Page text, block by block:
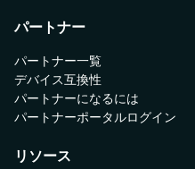
パートナー
パートナー一覧
デバイス互換性
パートナーになるには
パートナーポータルログイン
リソース